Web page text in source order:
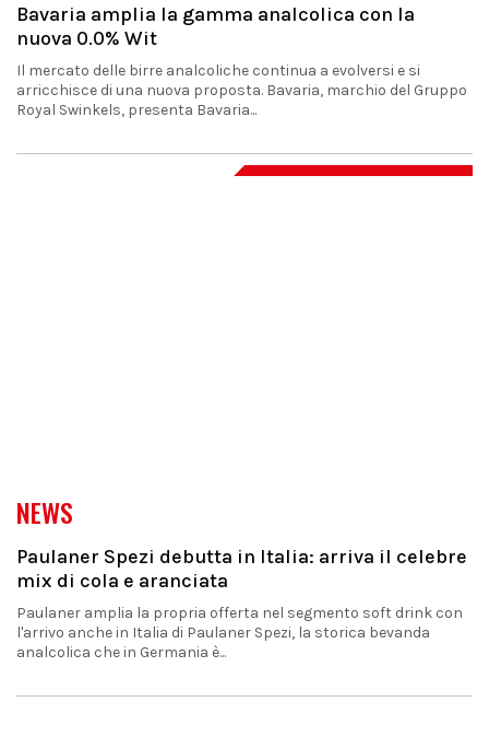
Bavaria amplia la gamma analcolica con la
nuova 0.0% Wit
Il mercato delle birre analcoliche continua a evolversi e si
arricchisce di una nuova proposta. Bavaria, marchio del Gruppo
Royal Swinkels, presenta Bavaria...
NEWS
Paulaner Spezi debutta in Italia: arriva il celebre
mix di cola e aranciata
Paulaner amplia la propria offerta nel segmento soft drink con
l'arrivo anche in Italia di Paulaner Spezi, la storica bevanda
analcolica che in Germania è...